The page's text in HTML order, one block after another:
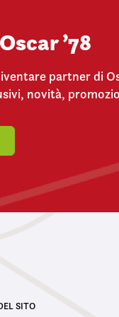
’78
partner di
novità,
SITO